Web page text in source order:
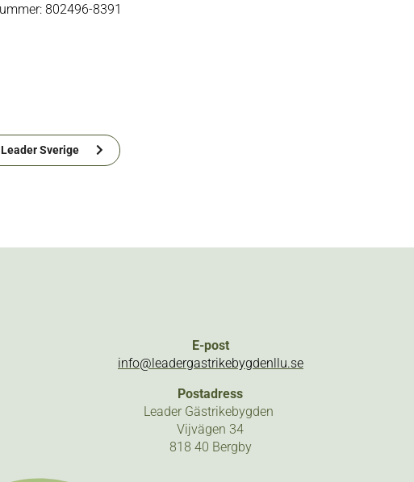
802496-8391
Sverige
E-post
info@leadergastrikebygdenllu.se
Postadress
Leader Gästrikebygden
Vijvägen 34
818 40 Bergby